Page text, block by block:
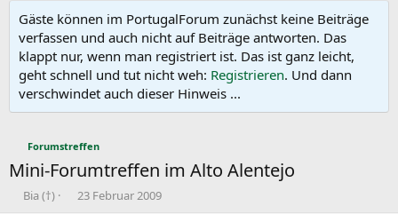
Gäste können im PortugalForum zunächst keine Beiträge
verfassen und auch nicht auf Beiträge antworten. Das
klappt nur, wenn man registriert ist. Das ist ganz leicht,
geht schnell und tut nicht weh: Registrieren. Und dann
verschwindet auch dieser Hinweis ...
Forumstreffen
Mini-Forumtreffen im Alto Alentejo
E
Bia (†)
E
23 Februar 2009